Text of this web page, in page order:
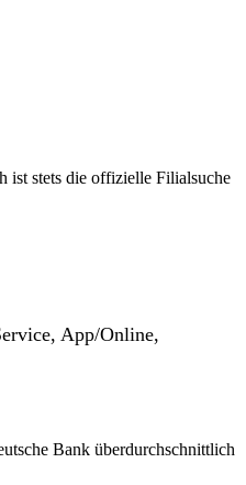
ist stets die offizielle Filialsuche
App/Online,
Bank überdurchschnittlich